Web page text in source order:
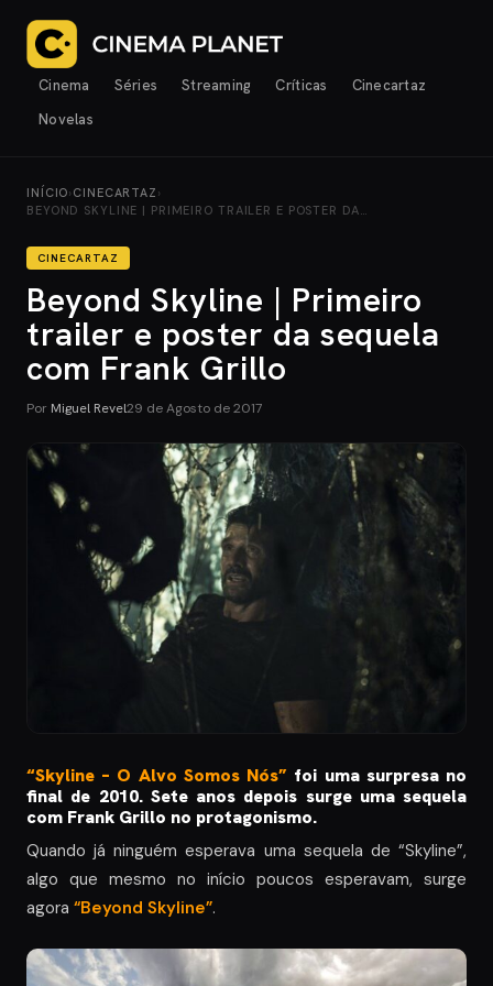
Cinema Séries Streaming Críticas
Cinecartaz
Novelas
INÍCIO› CINECARTAZ ›
BEYOND SKYLINE | PRIMEIRO TRAILER E POSTER DA…
CINECARTAZ
Beyond Skyline | Primeiro
trailer e poster da sequela
com Frank Grillo
Por Miguel Revel29 de Agosto de 2017
“Skyline – O Alvo Somos Nós” foi uma surpresa no
final de 2010. Sete anos depois surge uma sequela
com Frank Grillo no protagonismo.
Quando já ninguém esperava uma sequela de “Skyline”,
algo que mesmo no início poucos esperavam, surge
agora “Beyond Skyline”.